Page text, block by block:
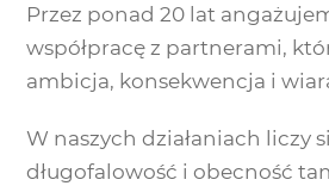
Przez ponad 20 lat
współpracę z partnerami,
ambicja, konsekwencja i
W naszych działaniach liczy
długofalowość i obecność